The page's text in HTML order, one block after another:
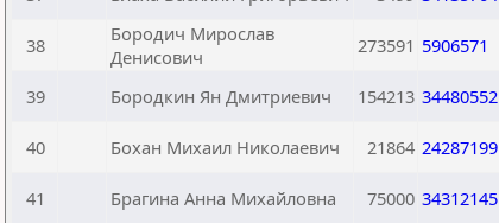
38
Бородич Мирослав
Денисович
273591 5906571
39 Бородкин Ян Дмитриевич 154213 34480552
40 Бохан Михаил Николаевич 21864 24287199
41 Брагина Анна Михайловна 75000 34312145